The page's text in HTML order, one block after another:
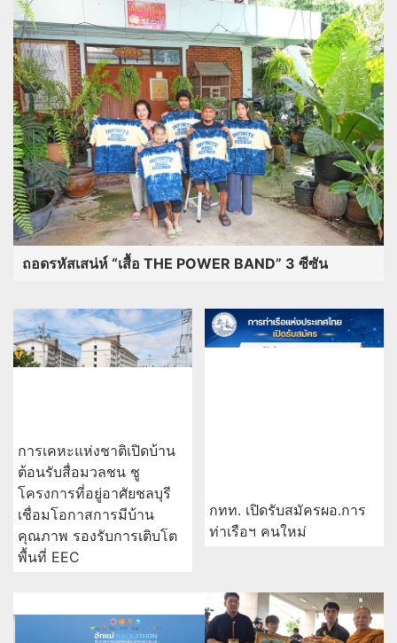
ถอดรหัสเสน่ห์ “เสื้อ THE POWER BAND” 3 ซีซัน
การเคหะแห่งชาติเปิดบ้าน
ต้อนรับสื่อมวลชน ชู
โครงการที่อยู่อาศัยชลบุรี
เชื่อมโอกาสการมีบ้าน
คุณภาพ รองรับการเติบโต
พื้นที่ EEC
กทท. เปิดรับสมัครผอ.การ
ท่าเรือฯ คนใหม่